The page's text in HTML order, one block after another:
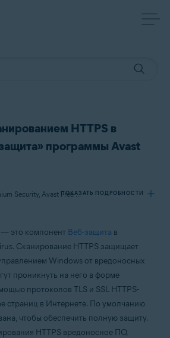
HTTPS в
программы Avast
Применяется к Avast Premium Security, Avast Free Antivirus
ПОКАЗАТЬ ПОДРОБНОСТИ
— это компонент Веб-защита в
Сканирование HTTPS защищает
Windows от вредоносных
проникнуть на него в форме
протоколов TLS и SSL HTTPS-
страниц в Интернете. По умолчанию
чтобы обеспечить полную защиту.
HTTPS вредоносное ПО,